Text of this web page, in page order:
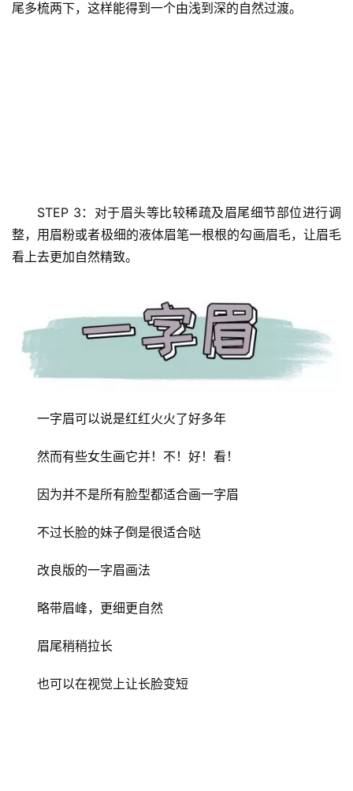
尾多梳两下，这样能得到一个由浅到深的自然过渡。
STEP 3：对于眉头等比较稀疏及眉尾细节部位进行调
整，用眉粉或者极细的液体眉笔一根根的勾画眉毛，让眉毛
看上去更加自然精致。
一字眉可以说是红红火火了好多年
然而有些女生画它并！不！好！看！
因为并不是所有脸型都适合画一字眉
不过长脸的妹子倒是很适合哒
改良版的一字眉画法
略带眉峰，更细更自然
眉尾稍稍拉长
也可以在视觉上让长脸变短